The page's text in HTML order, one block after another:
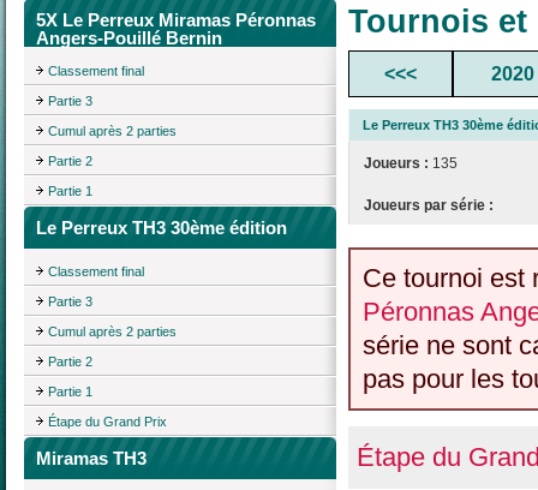
5X Le Perreux Miramas Péronnas
Angers-Pouillé Bernin
Classement final
Partie 3
Cumul après 2 parties
Partie 2
Partie 1
Le Perreux TH3 30ème édition
Classement final
Partie 3
Cumul après 2 parties
Partie 2
Partie 1
Étape du Grand Prix
Miramas TH3
Tournois
<<< 2020
Le Perreux TH3 30ème
Joueurs : 135
Joueurs par série :
Ce tournoi est
Péronnas
série ne sont
pas pour les
Étape du